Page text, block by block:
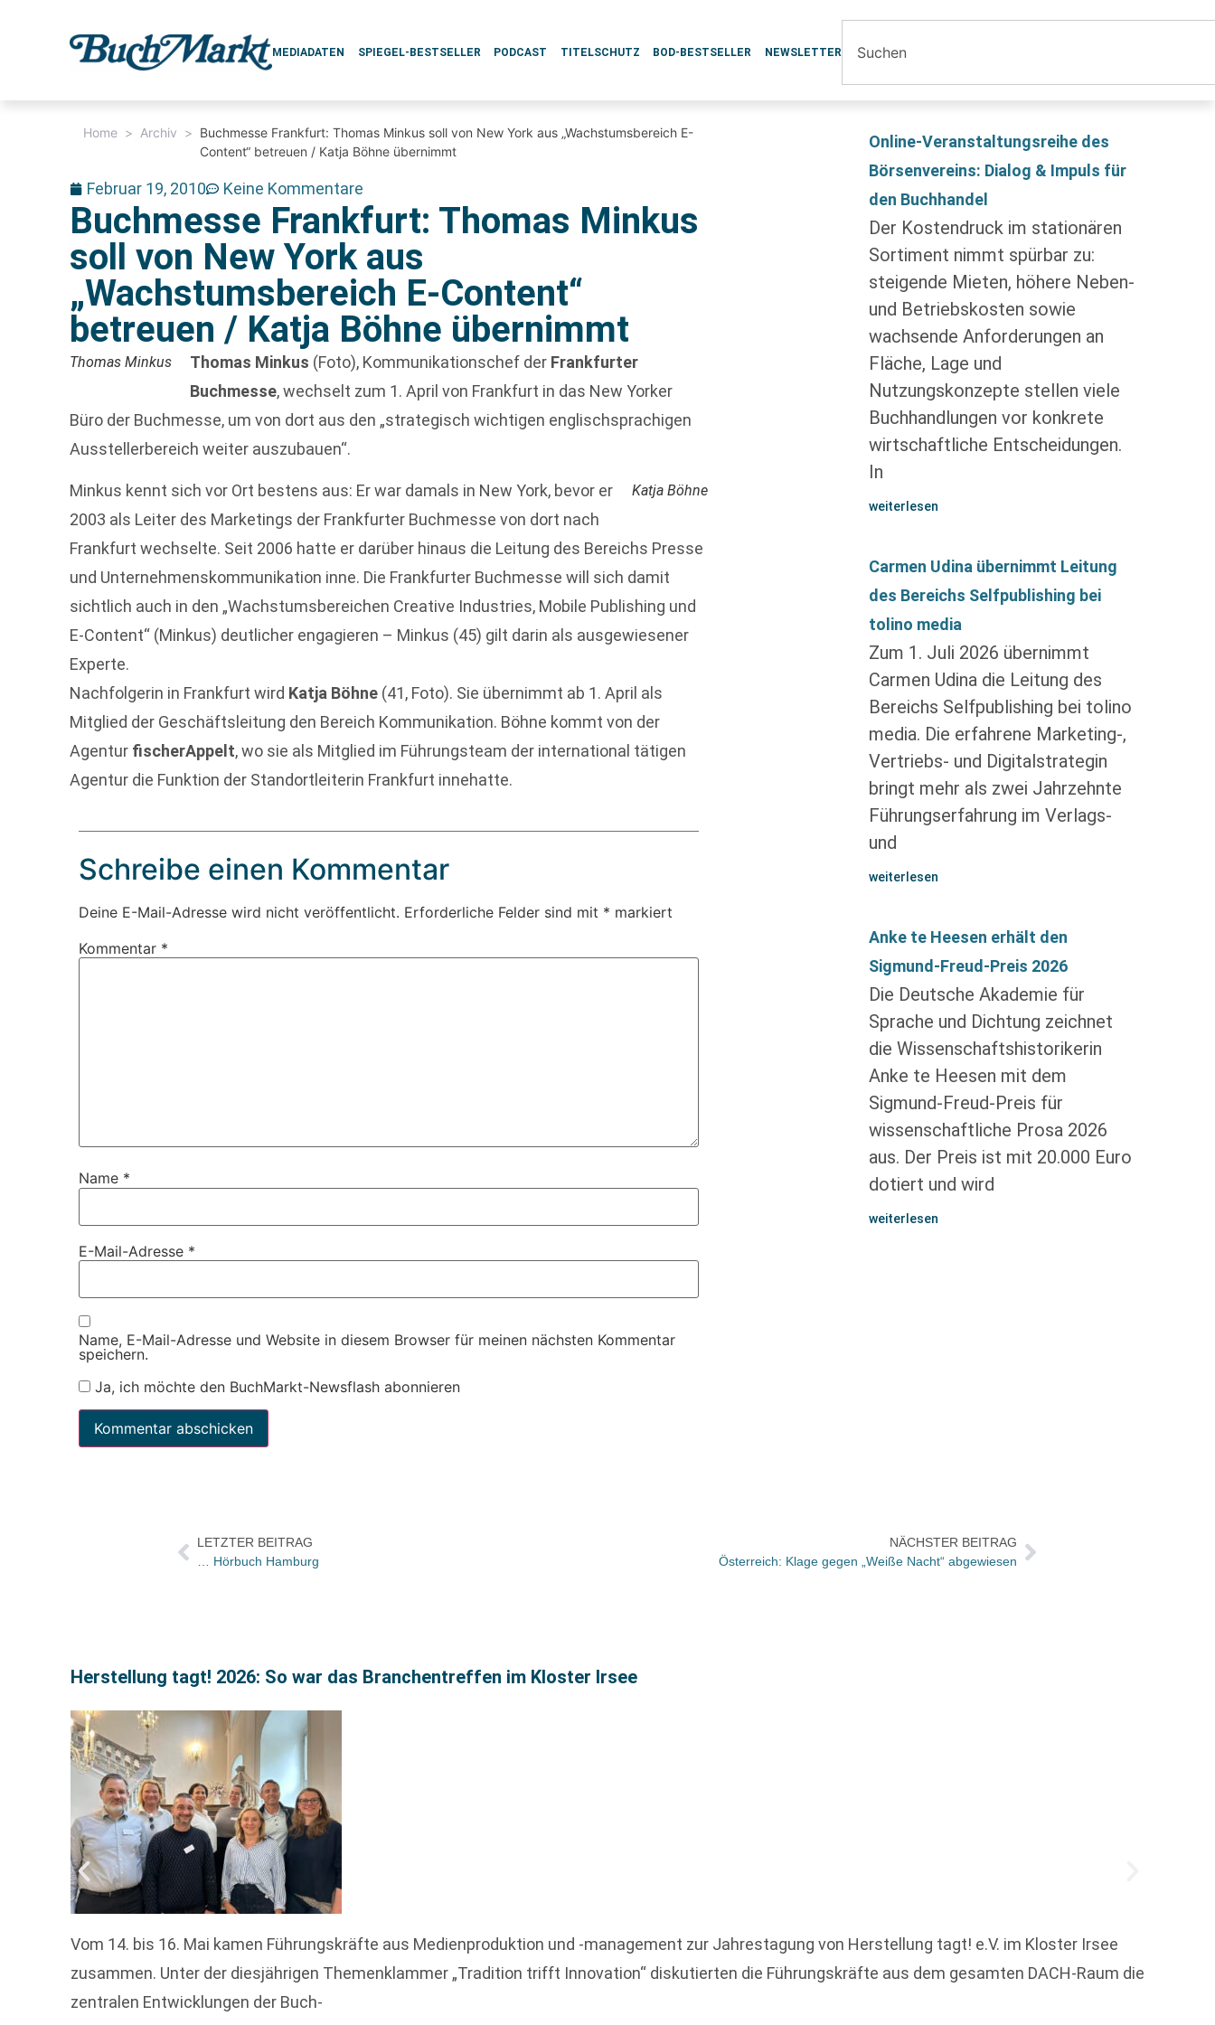
MEDIADATEN SPIEGEL-BESTSELLER PODCAST TITELSCHUTZ BOD-BESTSELLER NEWSLETTER
Home > Archiv > Buchmesse Frankfurt: Thomas Minkus soll von New York aus „Wachstumsbereich E-
Content“ betreuen / Katja Böhne übernimmt
Februar 19, 2010 Keine Kommentare
Buchmesse Frankfurt: Thomas Minkus
soll von New York aus
„Wachstumsbereich E-Content“
betreuen / Katja Böhne übernimmt
Thomas Minkus Thomas Minkus (Foto), Kommunikationschef der Frankfurter
Buchmesse, wechselt zum 1. April von Frankfurt in das New Yorker
Büro der Buchmesse, um von dort aus den „strategisch wichtigen englischsprachigen
Ausstellerbereich weiter auszubauen“.
Katja Böhne
Minkus kennt sich vor Ort bestens aus: Er war damals in New York, bevor er
2003 als Leiter des Marketings der Frankfurter Buchmesse von dort nach
Frankfurt wechselte. Seit 2006 hatte er darüber hinaus die Leitung des Bereichs Presse
und Unternehmenskommunikation inne. Die Frankfurter Buchmesse will sich damit
sichtlich auch in den „Wachstumsbereichen Creative Industries, Mobile Publishing und
E-Content“ (Minkus) deutlicher engagieren – Minkus (45) gilt darin als ausgewiesener
Experte.
Nachfolgerin in Frankfurt wird Katja Böhne (41, Foto). Sie übernimmt ab 1. April als
Mitglied der Geschäftsleitung den Bereich Kommunikation. Böhne kommt von der
Agentur fischerAppelt, wo sie als Mitglied im Führungsteam der international tätigen
Agentur die Funktion der Standortleiterin Frankfurt innehatte.
Schreibe einen Kommentar
Deine E-Mail-Adresse wird nicht veröffentlicht. Erforderliche Felder sind mit * markiert
Kommentar *
Name *
E-Mail-Adresse *
Name, E-Mail-Adresse und Website in diesem Browser für meinen nächsten Kommentar
speichern.
Ja, ich möchte den BuchMarkt-Newsflash abonnieren
Online-Veranstaltungsreihe des
Börsenvereins: Dialog & Impuls für
den Buchhandel
Der Kostendruck im stationären
Sortiment nimmt spürbar zu:
steigende Mieten, höhere Neben-
und Betriebskosten sowie
wachsende Anforderungen an
Fläche, Lage und
Nutzungskonzepte stellen viele
Buchhandlungen vor konkrete
wirtschaftliche Entscheidungen.
In
weiterlesen
Carmen Udina übernimmt Leitung
des Bereichs Selfpublishing bei
tolino media
Zum 1. Juli 2026 übernimmt
Carmen Udina die Leitung des
Bereichs Selfpublishing bei tolino
media. Die erfahrene Marketing-,
Vertriebs- und Digitalstrategin
bringt mehr als zwei Jahrzehnte
Führungserfahrung im Verlags-
und
weiterlesen
Anke te Heesen erhält den
Sigmund-Freud-Preis 2026
Die Deutsche Akademie für
Sprache und Dichtung zeichnet
die Wissenschaftshistorikerin
Anke te Heesen mit dem
Sigmund-Freud-Preis für
wissenschaftliche Prosa 2026
aus. Der Preis ist mit 20.000 Euro
dotiert und wird
weiterlesen
LETZTER BEITRAG
… Hörbuch Hamburg
NÄCHSTER BEITRAG
Österreich: Klage gegen „Weiße Nacht“ abgewiesen
Herstellung tagt! 2026: So war das Branchentreffen im Kloster Irsee
Vom 14. bis 16. Mai kamen Führungskräfte aus Medienproduktion und -management zur Jahrestagung von Herstellung tagt! e.V. im Kloster Irsee
zusammen. Unter der diesjährigen Themenklammer „Tradition trifft Innovation“ diskutierten die Führungskräfte aus dem gesamten DACH-Raum die
zentralen Entwicklungen der Buch-